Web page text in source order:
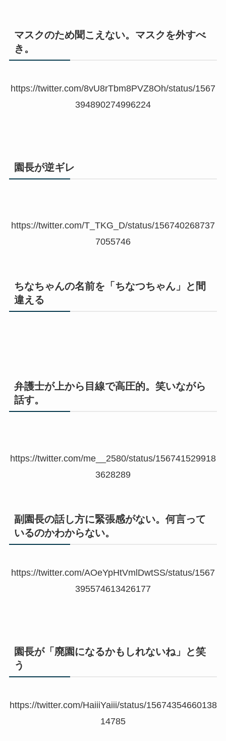
マスクのため聞こえない。マスクを外すべ
き。
https://twitter.com/8vU8rTbm8PVZ8Oh/status/1567
394890274996224
園長が逆ギレ
https://twitter.com/T_TKG_D/status/156740268737
7055746
ちなちゃんの名前を「ちなつちゃん」と間
違える
弁護士が上から目線で高圧的。笑いながら
話す。
https://twitter.com/me__2580/status/156741529918
3628289
副園長の話し方に緊張感がない。何言って
いるのかわからない。
https://twitter.com/AOeYpHtVmlDwtSS/status/1567
395574613426177
園長が「廃園になるかもしれないね」と笑
う
https://twitter.com/HaiiiYaiii/status/15674354660138
14785